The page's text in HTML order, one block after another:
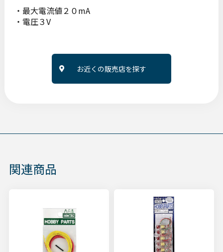
・最大電流値２０mA
・電圧３V
お近くの販売店を探す
関連商品